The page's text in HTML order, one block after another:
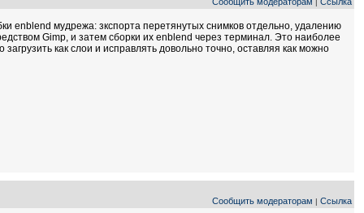
Сообщить модераторам Ссылка
enblend мудрежа: зкспорта перетянутых снимков отдельно, удалению
Gimp, и затем сборки их enblend через терминал. Это наиболее
как слои и исправлять довольно точно, оставляя как можно
Сообщить модераторам Ссылка